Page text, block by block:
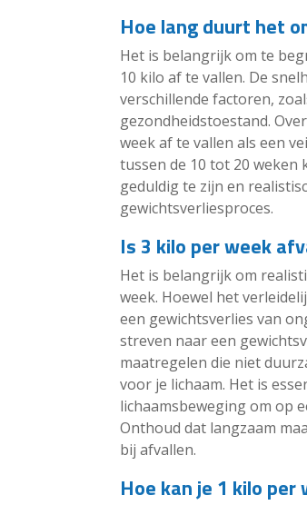
Hoe lang duurt het
Het is belangrijk om te
10 kilo af te vallen. De
verschillende factoren,
gezondheidstoestand.
week af te vallen als een
tussen de 10 tot 20 weken
geduldig te zijn en
gewichtsverliesproces.
Is 3 kilo per week
Het is belangrijk om
week. Hoewel het
een gewichtsverlies van
streven naar een
maatregelen die niet
voor je lichaam. Het is
lichaamsbeweging om op
Onthoud dat langzaam
bij afvallen.
Hoe kan je 1 kilo per